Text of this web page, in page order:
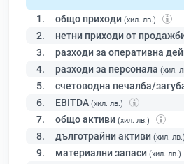
1. общо приходи (хил. лв.)
2. нетни приходи от
3. разходи за оперативна
4. разходи за персонала (хил.
5. счетоводна печалба/
6. EBITDA (хил. лв.)
7. общо активи (хил. лв.)
8. дълготрайни активи (хил. лв.)
9. материални запаси (хил. лв.)